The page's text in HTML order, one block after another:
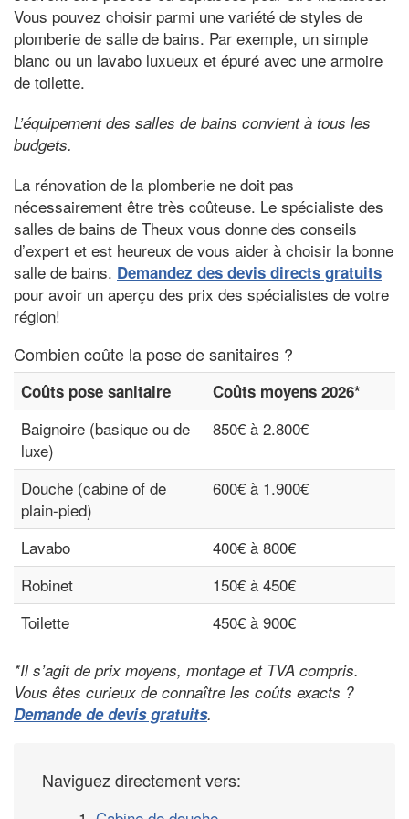
Vous pouvez choisir parmi une variété de styles de
plomberie de salle de bains. Par exemple, un simple
blanc ou un lavabo luxueux et épuré avec une armoire
de toilette.
L’équipement des salles de bains convient à tous les
budgets.
La rénovation de la plomberie ne doit pas
nécessairement être très coûteuse. Le spécialiste des
salles de bains de Theux vous donne des conseils
d’expert et est heureux de vous aider à choisir la bonne
salle de bains. Demandez des devis directs gratuits
pour avoir un aperçu des prix des spécialistes de votre
région!
Combien coûte la pose de sanitaires ?
Coûts pose sanitaire Coûts moyens 2026*
Baignoire (basique ou de
luxe)
850€ à 2.800€
Douche (cabine of de
plain-pied)
600€ à 1.900€
Lavabo
400€ à 800€
Robinet
150€ à 450€
Toilette
450€ à 900€
*Il s’agit de prix moyens, montage et TVA compris.
Vous êtes curieux de connaître les coûts exacts ?
Demande de devis gratuits.
Naviguez directement vers: